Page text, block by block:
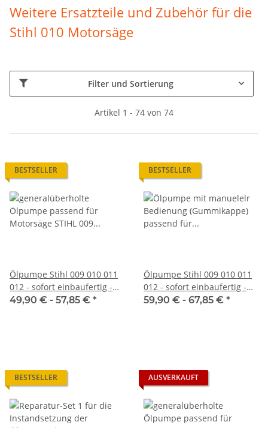
Weitere Ersatzteile und Zubehör für die
Stihl 010 Motorsäge
Filter und Sortierung
Artikel 1 - 74 von 74
BESTSELLER
Ölpumpe Stihl 009 010 011
012 - sofort einbaufertig -
im Austausch
49,90 € - 57,85 € *
BESTSELLER
Ölpumpe Stihl 009 010 011
012 - sofort einbaufertig -
im Austausch
59,90 € - 67,85 € *
BESTSELLER AUSVERKAUFT